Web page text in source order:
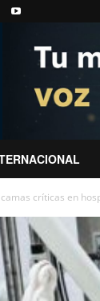
críticas en